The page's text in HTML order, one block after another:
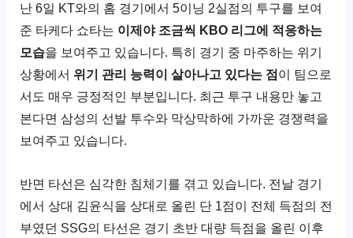
난 6일 KT와의 홈 경기에서 5이닝 2실점의 투구를 보여
준 타케다 쇼타는 이제야 조금씩 KBO 리그에 적응하는
모습을 보여주고 있습니다. 특히 경기 중 마주하는 위기
상황에서 위기 관리 능력이 살아나고 있다는 점 이 팀으로
서도 매우 긍정적인 부분입니다. 최근 투구 내용만 놓고
본다면 삼성의 선발 투수와 막상막하에 가까운 경쟁력을
보여주고 있습니다.
반면 타선은 심각한 침체기를 겪고 있습니다. 전날 경기
에서 상대 김윤식을 상대로 올린 단 1점이 전체 득점의 전
부였던 SSG의 타선은 경기 초반 대량 득점을 올린 이후